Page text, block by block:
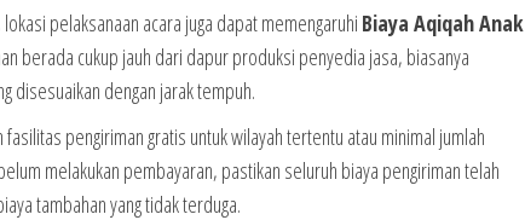
pelaksanaan acara juga dapat memengaruhi Biaya Aqiqah Anak
berada cukup jauh dari dapur produksi penyedia jasa, biasanya
disesuaikan dengan jarak tempuh.
pengiriman gratis untuk wilayah tertentu atau minimal jumlah
melakukan pembayaran, pastikan seluruh biaya pengiriman telah
tambahan yang tidak terduga.